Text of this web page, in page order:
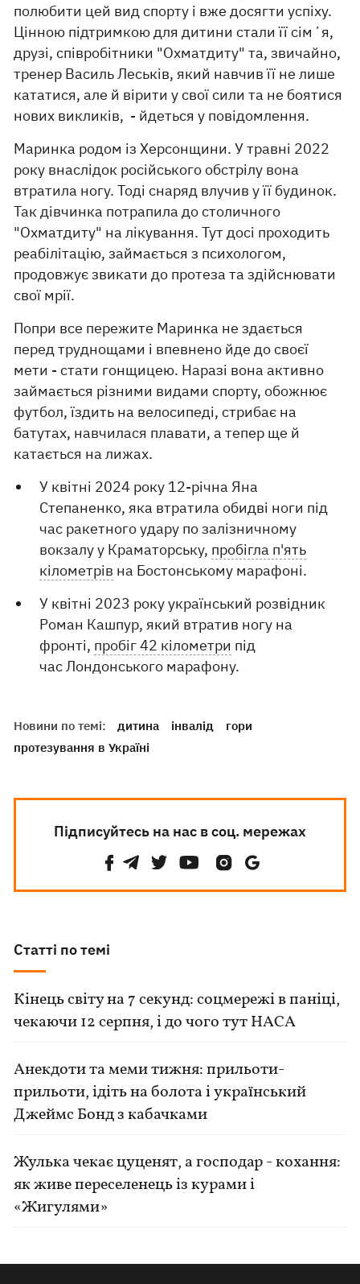
полюбити цей вид спорту і вже досягти успіху.
Цінною підтримкою для дитини стали її сімʼя,
друзі, співробітники "Охматдиту" та, звичайно,
тренер Василь Леськів, який навчив її не лише
кататися, але й вірити у свої сили та не боятися
нових викликів, - йдеться у повідомлення.
Маринка родом із Херсонщини. У травні 2022
року внаслідок російського обстрілу вона
втратила ногу. Тоді снаряд влучив у її будинок.
Так дівчинка потрапила до столичного
"Охматдиту" на лікування. Тут досі проходить
реабілітацію, займається з психологом,
продовжує звикати до протеза та здійснювати
свої мрії.
Попри все пережите Маринка не здається
перед труднощами і впевнено йде до своєї
мети - стати гонщицею. Наразі вона активно
займається різними видами спорту, обожнює
футбол, їздить на велосипеді, стрибає на
батутах, навчилася плавати, а тепер ще й
катається на лижах.
У квітні 2024 року 12-річна Яна
Степаненко, яка втратила обидві ноги під
час ракетного удару по залізничному
вокзалу у Краматорську, пробігла п'ять
кілометрів на Бостонському марафоні.
У квітні 2023 року український розвідник
Роман Кашпур, який втратив ногу на
фронті, пробіг 42 кілометри під
час Лондонського марафону.
Новини по темі: дитина інвалід
гори
протезування в Україні
Підписуйтесь на нас в соц. мережах
Статті по темі
Кінець світу на 7 секунд: соцмережі в паніці,
чекаючи 12 серпня, і до чого тут НАСА
Анекдоти та меми тижня: прильоти-
прильоти, ідіть на болота і український
Джеймс Бонд з кабачками
Жулька чекає цуценят, а господар - кохання:
як живе переселенець із курами і
«Жигулями»